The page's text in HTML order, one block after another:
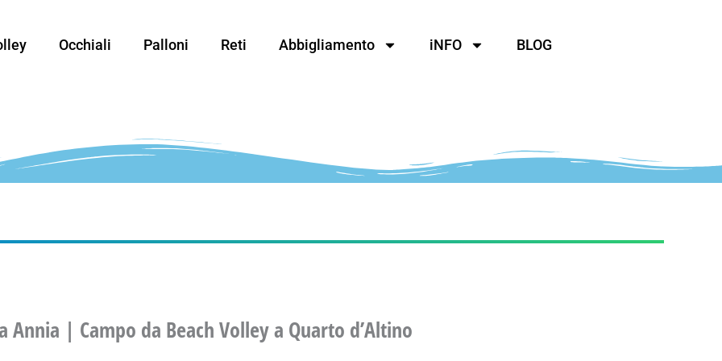
Occhiali Palloni Reti Abbigliamento iNFO BLOG
| Campo da Beach Volley a Quarto d’Altino